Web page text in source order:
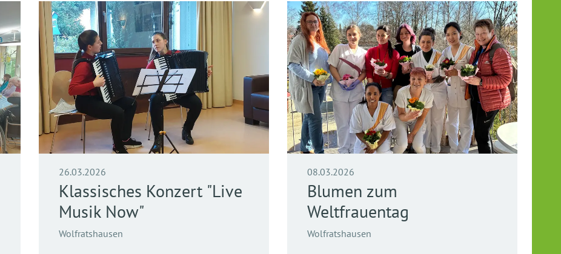
26.03.2026
Klassisches Konzert "Live
Musik Now"
Wolfratshausen
08.03.2026
Blumen zum
Weltfrauentag
Wolfratshausen